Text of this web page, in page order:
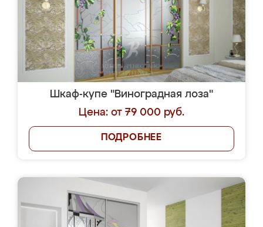
Шкаф-купе "Виноградная лоза"
Цена: от 79 000 руб.
ПОДРОБНЕЕ